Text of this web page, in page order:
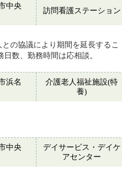
中央
訪問看護ステーション
の協議により期間を延長するこ
日数、勤務時間は応相談。
浜名
介護老人福祉施設(特
養)
中央
デイサービス・デイケ
アセンター